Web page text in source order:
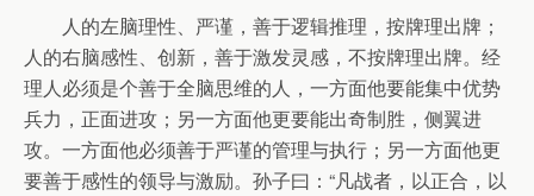
人的左脑理性、严谨，善于逻辑推理，按牌理出牌；
人的右脑感性、创新，善于激发灵感，不按牌理出牌。经
理人必须是个善于全脑思维的人，一方面他要能集中优势
兵力，正面进攻；另一方面他更要能出奇制胜，侧翼进
攻。一方面他必须善于严谨的管理与执行；另一方面他更
要善于感性的领导与激励。孙子曰：“凡战者，以正合，以